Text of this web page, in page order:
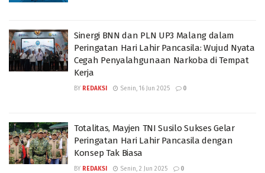
Sinergi BNN dan PLN UP3 Malang dalam
Peringatan Hari Lahir Pancasila: Wujud Nyata
Cegah Penyalahgunaan Narkoba di Tempat
Kerja
BY REDAKSI Senin, 16 Jun 2025 0
Totalitas, Mayjen TNI Susilo Sukses Gelar
Peringatan Hari Lahir Pancasila dengan
Konsep Tak Biasa
BY REDAKSI Senin, 2 Jun 2025 0